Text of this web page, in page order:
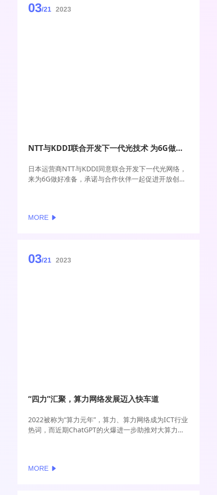
03/21 2023
NTT与KDDI联合开发下一代光技术 为6G做好准备
日本运营商NTT与KDDI同意联合开发下一代光网络，
来为6G做好准备，承诺与合作伙伴一起促进开放创
MORE
03/21 2023
“四力”汇聚，算力网络发展迈入快车道
2022被称为“算力元年”，算力、算力网络成为ICT行业
热词，而近期ChatGPT的火爆进一步助推对大算力需
近年来重要的战略方向。
MORE